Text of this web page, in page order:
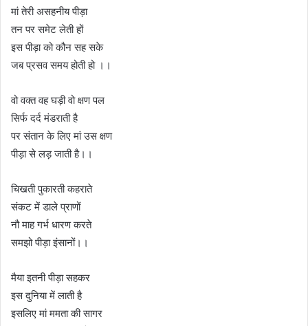
मां तेरी असहनीय पीड़ा
तन पर समेट लेती हों
इस पीड़ा को कौन सह सके
जब प्रसव समय होती हो ।।
वो वक्त वह घड़ी वो क्षण पल
सिर्फ दर्द मंडराती है
पर संतान के लिए मां उस क्षण
पीड़ा से लड़ जाती है।।
चिखती पुकारती कहराते
संकट में डाले प्राणों
नौ माह गर्भ धारण करते
समझो पीड़ा इंसानों।।
मैया इतनी पीड़ा सहकर
इस दुनिया में लाती है
इसलिए मां ममता की सागर